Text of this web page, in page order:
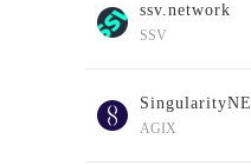
ssv.network
SSV
AGIX